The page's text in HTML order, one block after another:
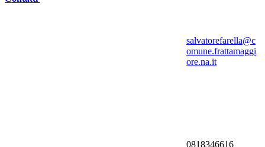
salvatorefarella@c
omune.frattamaggi
ore.na.it
0818346616